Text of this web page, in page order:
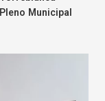
Municipal